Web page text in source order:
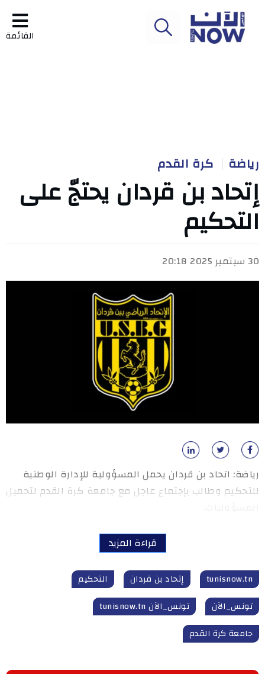
القائمة
رياضة كرة القدم
إتحاد بن قردان يحتجّ على
التحكيم
30 سبتمبر 2025 20:18
رياضة: اتحاد بن قردان يحمل المسؤولية للإدارة الوطنية
للتحكيم وطالب بإجتماع عاجل مع جامعة كرة القدم لتحميل
قراءة المزيد
tunisnow.tn إتحاد بن قردان
التحكيم
تونس_الآن
تونس_الآن tunisnow.tn
جامعة كرة القدم